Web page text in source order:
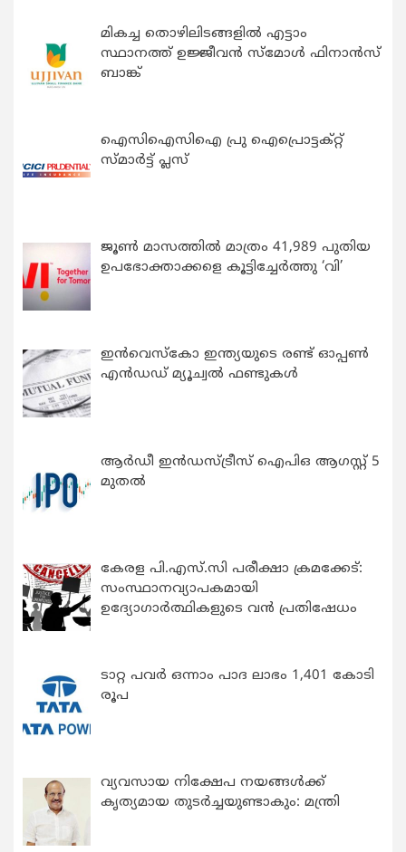
മികച്ച തൊഴിലിടങ്ങളിൽ എട്ടാം
സ്ഥാനത്ത് ഉജ്ജീവൻ സ്മോൾ ഫിനാൻസ്
ബാങ്ക്
ഐസിഐസിഐ പ്രു ഐപ്രൊട്ടക്റ്റ്
സ്മാർട്ട് പ്ലസ്
ജൂൺ മാസത്തിൽ മാത്രം 41,989 പുതിയ
ഉപഭോക്താക്കളെ കൂട്ടിച്ചേർത്തു ‘വി’
ഇന്‍വെസ്കോ ഇന്ത്യയുടെ രണ്ട് ഓപ്പണ്‍
എന്‍ഡഡ് മ്യൂച്വല്‍ ഫണ്ടുകള്‍
ആർഡീ ഇൻഡസ്ട്രീസ് ഐപിഒ ആഗസ്റ്റ് 5
മുതൽ
കേരള പി.എസ്.സി പരീക്ഷാ ക്രമക്കേട്:
സംസ്ഥാനവ്യാപകമായി
ഉദ്യോഗാര്‍ത്ഥികളുടെ വന്‍ പ്രതിഷേധം
ടാറ്റ പവർ ഒന്നാം പാദ ലാഭം 1,401 കോടി
രൂപ
വ്യവസായ നിക്ഷേപ നയങ്ങള്‍ക്ക്
കൃത്യമായ തുടര്‍ച്ചയുണ്ടാകും: മന്ത്രി